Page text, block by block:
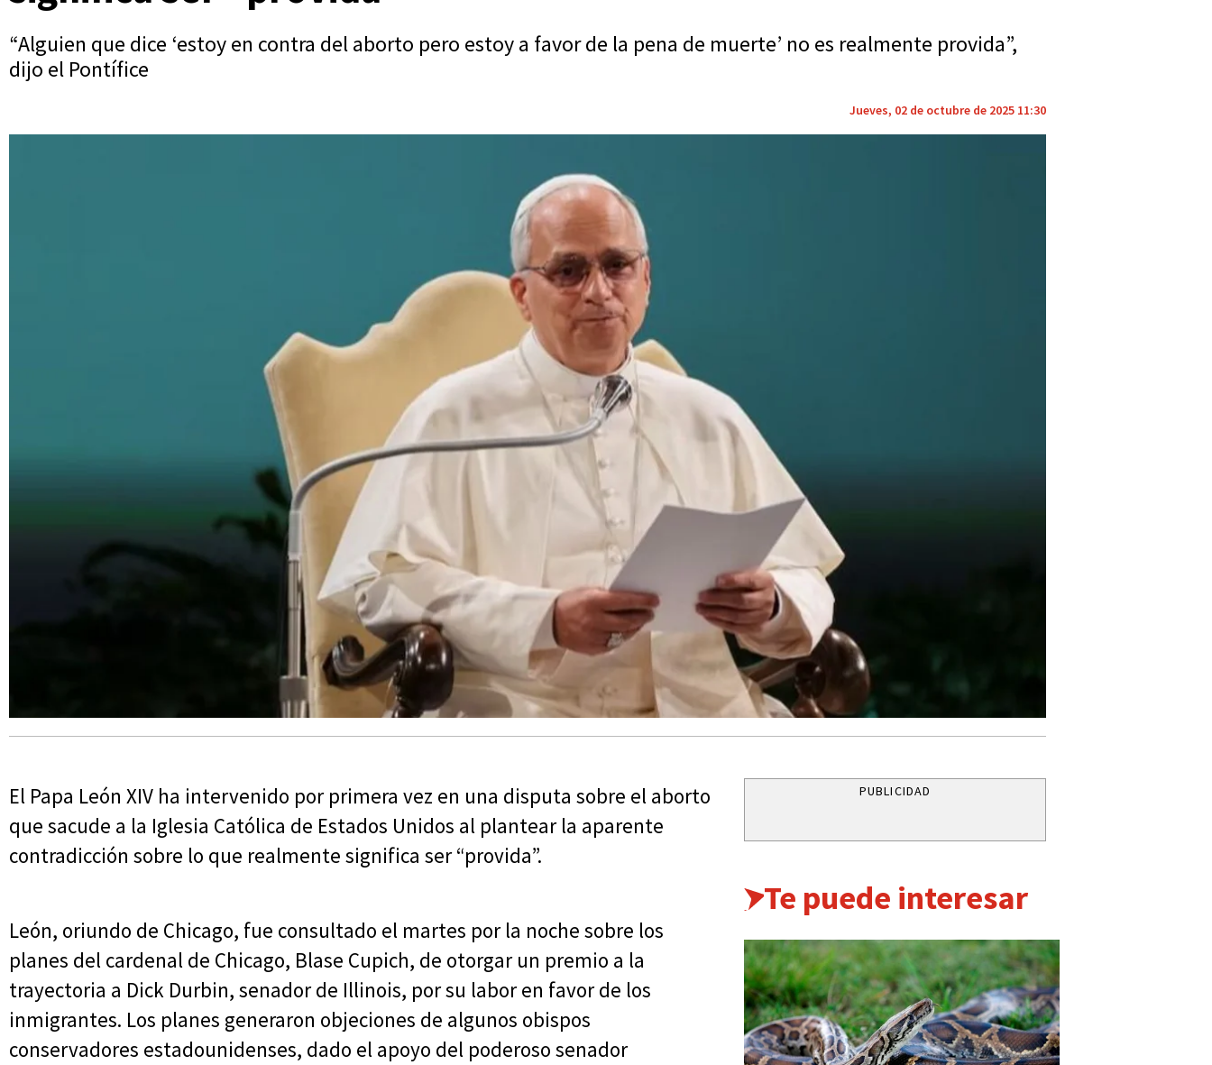
“Alguien que dice ‘estoy en contra del aborto pero estoy a favor de la pena de muerte’ no es realmente provida”,
dijo el Pontífice
Jueves, 02 de octubre de 2025 11:30
El Papa León XIV ha intervenido por primera vez en una disputa sobre el aborto
que sacude a la Iglesia Católica de Estados Unidos al plantear la aparente
contradicción sobre lo que realmente significa ser “provida”.
León, oriundo de Chicago, fue consultado el martes por la noche sobre los
planes del cardenal de Chicago, Blase Cupich, de otorgar un premio a la
trayectoria a Dick Durbin, senador de Illinois, por su labor en favor de los
inmigrantes. Los planes generaron objeciones de algunos obispos
conservadores estadounidenses, dado el apoyo del poderoso senador
PUBLICIDAD
Te puede interesar